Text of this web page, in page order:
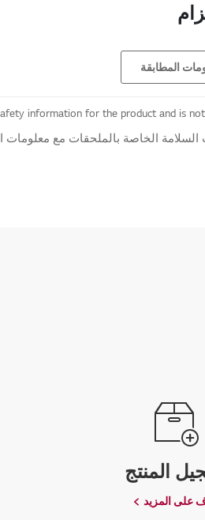
المطابقة
information for the product and is
الخاصة بالملحقات مع معلومات
المنتج
على المزيد